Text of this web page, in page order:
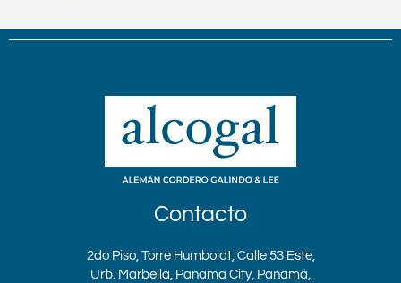
Contacto
2do Piso, Torre Humboldt, Calle 53 Este,
Urb. Marbella, Panama City, Panamá,